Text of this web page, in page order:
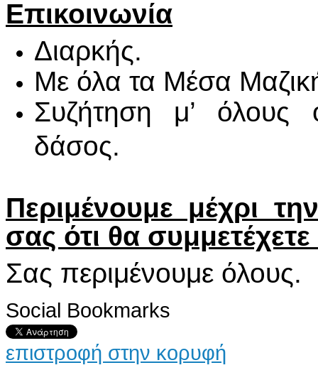
Επικοινωνία
Διαρκής.
Με όλα τα Μέσα
Συζήτηση μ’ όλους
δάσος.
Περιμένουμε μέχρι
σας ότι θα
Σας περιμένουμε όλους.
Social Bookmarks
επιστροφή στην κορυφή